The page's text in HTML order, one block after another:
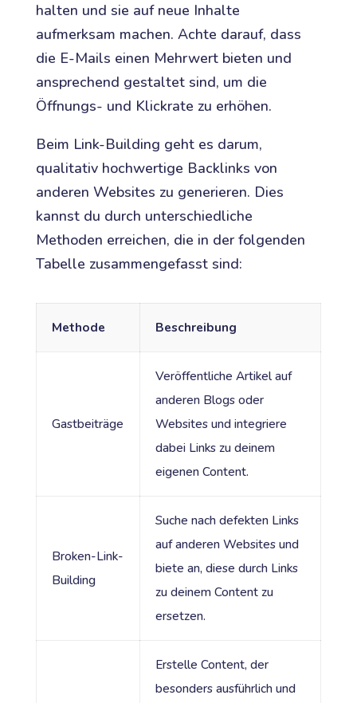
halten und sie auf neue Inhalte
aufmerksam machen. Achte darauf, dass
die E-Mails einen Mehrwert bieten und
ansprechend gestaltet sind, um die
Öffnungs- und Klickrate zu erhöhen.
Beim Link-Building geht es darum,
qualitativ hochwertige Backlinks von
anderen Websites zu generieren. Dies
kannst du durch unterschiedliche
Methoden erreichen, die in der folgenden
Tabelle zusammengefasst sind:
Methode Beschreibung
Gastbeiträge
Veröffentliche Artikel auf
anderen Blogs oder
Websites und integriere
dabei Links zu deinem
eigenen Content.
Broken-Link-
Building
Suche nach defekten Links
auf anderen Websites und
biete an, diese durch Links
zu deinem Content zu
ersetzen.
Erstelle Content, der
besonders ausführlich und